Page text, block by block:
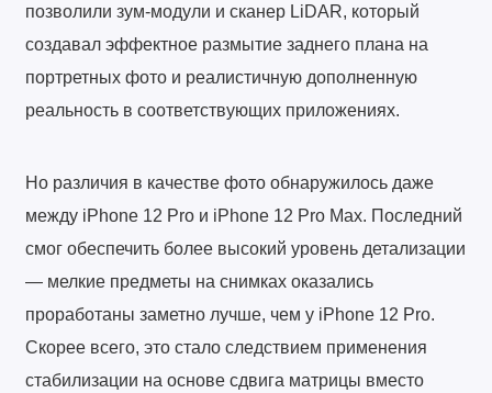
позволили зум-модули и сканер LiDAR, который
создавал эффектное размытие заднего плана на
портретных фото и реалистичную дополненную
реальность в соответствующих приложениях.
Но различия в качестве фото обнаружилось даже
между iPhone 12 Pro и iPhone 12 Pro Max. Последний
смог обеспечить более высокий уровень детализации
— мелкие предметы на снимках оказались
проработаны заметно лучше, чем у iPhone 12 Pro.
Скорее всего, это стало следствием применения
стабилизации на основе сдвига матрицы вместо